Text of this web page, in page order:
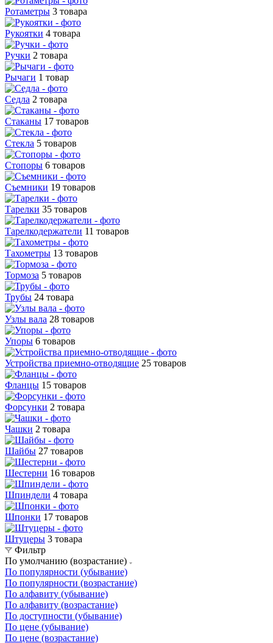
Ротаметры 3 товара
Рукоятки 4 товара
Ручки 2 товара
Рычаги 1 товар
Седла 2 товара
Стаканы 17 товаров
Стекла 5 товаров
Стопоры 6 товаров
Съемники 19 товаров
Тарелки 35 товаров
Тарелкодержатели 11 товаров
Тахометры 13 товаров
Тормоза 5 товаров
Трубы 24 товара
Узлы вала 28 товаров
Упоры 6 товаров
Устройства приемно-отводящие 25 товаров
Фланцы 15 товаров
Форсунки 2 товара
Чашки 2 товара
Шайбы 27 товаров
Шестерни 16 товаров
Шпиндели 4 товара
Шпонки 17 товаров
Штуцеры 3 товара
Фильтр
По умолчанию (возрастание)
По популярности (убывание)
По популярности (возрастание)
По алфавиту (убывание)
По алфавиту (возрастание)
По доступности (убывание)
По цене (убывание)
По цене (возрастание)